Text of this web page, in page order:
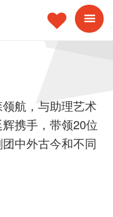
航，与助理艺术
携手，带领20位
中外古今和不同